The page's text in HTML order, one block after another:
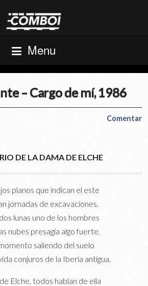
Menu
– Cargo de mí, 1986
Comentar
DE LA DAMA DE ELCHE
planos que indican el este
jornadas de excavaciones.
lunas uno de los hombres
nubes presagia algo fuerte.
saliendo del suelo
conjuros de la Iberia antigua.
Elche, todos hablan de ella